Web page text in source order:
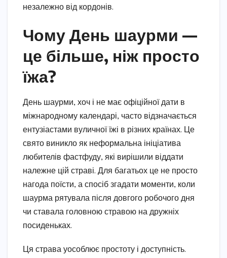
незалежно від кордонів.
Чому День шаурми —
це більше, ніж просто
їжа?
День шаурми, хоч і не має офіційної дати в
міжнародному календарі, часто відзначається
ентузіастами вуличної їжі в різних країнах. Це
свято виникло як неформальна ініціатива
любителів фастфуду, які вирішили віддати
належне цій страві. Для багатьох це не просто
нагода поїсти, а спосіб згадати моменти, коли
шаурма рятувала після довгого робочого дня
чи ставала головною стравою на дружніх
посиденьках.
Ця страва уособлює простоту і доступність.